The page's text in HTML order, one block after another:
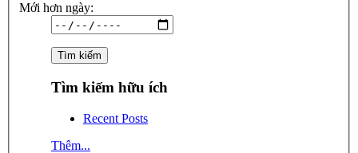
Mới hơn ngày:
Tìm kiếm hữu ích
Recent Posts
Thêm...